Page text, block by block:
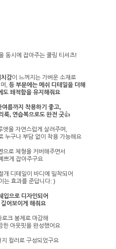
동시에 잡아주는 쿨링 티셔츠!
감이 느껴지는 가벼운 소재로
, 등 부분에는 메쉬 디테일을 더해
도 쾌적함을 유지해줘요
여름까지 착용하기 좋고,
룩, 연습복으로도 완전 굿👍
엣을 자연스럽게 살려주며,
누구나 부담 없이 착용 가능해요
으로 체형을 커버해주면서
쁘게 잡아주구요
개 디테일이 바디에 밀착되어
는 효과를 준답니다: )
입으로 디자인되어
어보이게 해줘요
크 봉제로 마감해
한 아웃핏을 완성했어요
지 컬러로 구성되었구요